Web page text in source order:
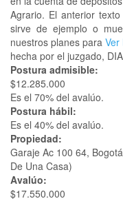
Agrario. El anterior
sirve de ejemplo o
nuestros planes para Ver
hecha por el juzgado,
Postura admisible:
$12.285.000
Es el 70% del avalúo.
Postura hábil:
Es el 40% del avalúo.
Propiedad:
Garaje Ac 100 64,
De Una Casa)
Avalúo:
$17.550.000